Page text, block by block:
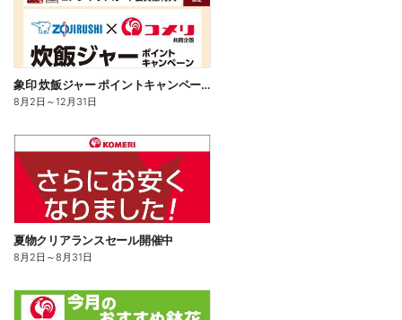
象印 炊飯ジャー ポイントキャンペーン
8月2日 ～12月31日
夏物クリアランスセール開催中
8月2日 ～8月31日